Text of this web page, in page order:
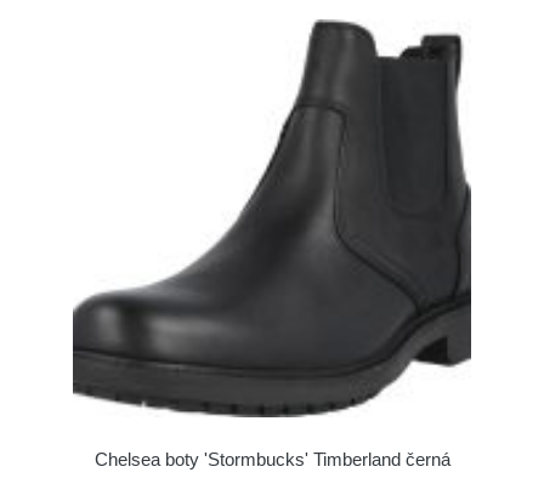
Chelsea boty 'Stormbucks' Timberland černá